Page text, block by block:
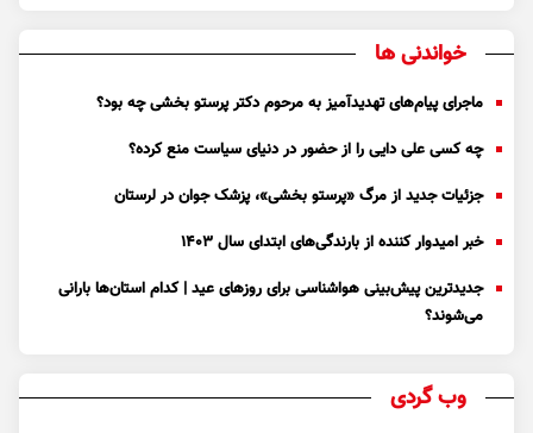
خواندنی ها
ماجرای پیام‌های تهدیدآمیز به مرحوم دکتر پرستو بخشی چه بود؟
چه کسی علی دایی را از حضور در دنیای سیاست منع کرده؟
جزئیات جدید از مرگ «پرستو بخشی»، پزشک جوان در لرستان
خبر امیدوار کننده از بارندگی‌های ابتدای سال ۱۴۰۳
جدیدترین پیش‌بینی هواشناسی برای روزهای عید | کدام استان‌ها بارانی
می‌شوند؟
وب گردی